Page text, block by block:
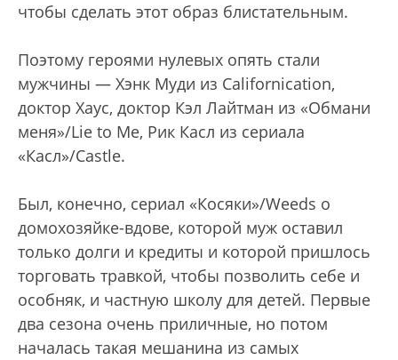
чтобы сделать этот образ блистательным.
Поэтому героями нулевых опять стали
мужчины — Хэнк Муди из Californication,
доктор Хаус, доктор Кэл Лайтман из «Обмани
меня»/Lie to Me, Рик Касл из сериала
«Касл»/Castle.
Был, конечно, сериал «Косяки»/Weeds о
домохозяйке-вдове, которой муж оставил
только долги и кредиты и которой пришлось
торговать травкой, чтобы позволить себе и
особняк, и частную школу для детей. Первые
два сезона очень приличные, но потом
началась такая мешанина из самых